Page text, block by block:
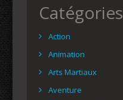
Catégories
Action
Animation
Arts Martiaux
Aventure